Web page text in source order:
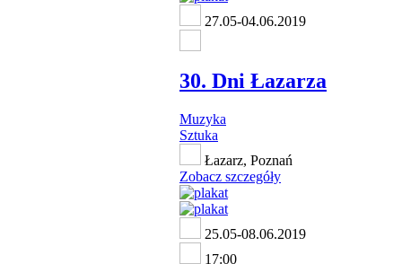
27.05-04.06.2019
30. Dni Łazarza
Muzyka
Sztuka
Łazarz, Poznań
Zobacz szczegóły
25.05-08.06.2019
17:00